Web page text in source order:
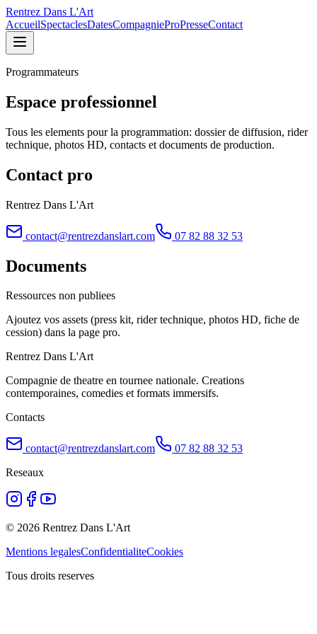
Rentrez Dans L'Art
AccueilSpectaclesDatesCompagnieProPresseContact
Programmateurs
Espace professionnel
Tous les elements pour la programmation: dossier de diffusion, rider
technique, photos HD, contacts et documents de production.
Contact pro
Rentrez Dans L'Art
contact@rentrezdanslart.com 07 82 88 32 53
Documents
Ressources non publiees
Ajoutez vos assets (press kit, rider technique, photos HD, fiche de
cession) dans la page pro.
Rentrez Dans L'Art
Compagnie de theatre en tournee nationale. Creations
contemporaines, comedies et formats immersifs.
Contacts
contact@rentrezdanslart.com
07 82 88 32 53
Reseaux
© 2026 Rentrez Dans L'Art
Mentions legalesConfidentialiteCookies
Tous droits reserves